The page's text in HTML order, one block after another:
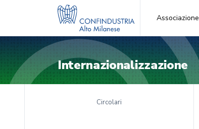
Associazione
Internazionalizzazione
Circolari